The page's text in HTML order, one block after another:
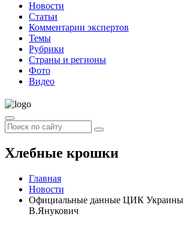
Новости
Статьи
Комментарии экспертов
Темы
Рубрики
Страны и регионы
Фото
Видео
Хлебные крошки
Главная
Новости
Официальные данные ЦИК
В.Янукович